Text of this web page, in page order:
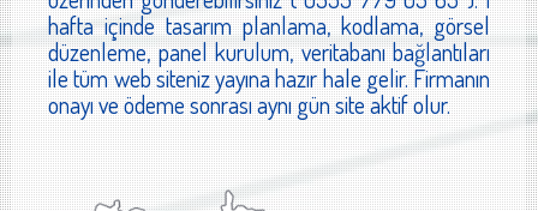
hafta içinde tasarım planlama, kodlama, görsel
düzenleme, panel kurulum, veritabanı bağlantıları
ile tüm web siteniz yayına hazır hale gelir. Firmanın
onayı ve ödeme sonrası aynı gün site aktif olur.